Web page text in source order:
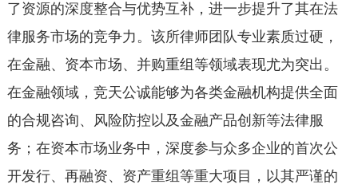
了资源的深度整合与优势互补，进一步提升了其在法
律服务市场的竞争力。该所律师团队专业素质过硬，
在金融、资本市场、并购重组等领域表现尤为突出。
在金融领域，竞天公诚能够为各类金融机构提供全面
的合规咨询、风险防控以及金融产品创新等法律服
务；在资本市场业务中，深度参与众多企业的首次公
开发行、再融资、资产重组等重大项目，以其严谨的